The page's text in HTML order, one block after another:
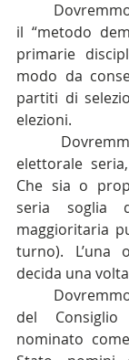
il “metodo
primarie
modo da
partiti di
elezioni.
elettorale
Che sia o
seria soglia
maggioritaria
turno). L’una
decida una
del
nominato